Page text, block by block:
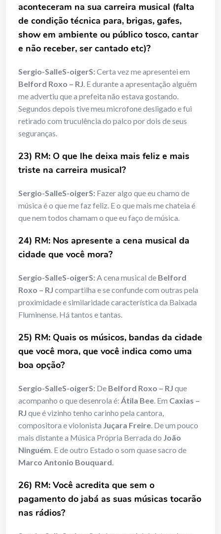
aconteceram na sua carreira musical (falta
de condição técnica para, brigas, gafes,
show em ambiente ou público tosco, cantar
e não receber, ser cantado etc)?
Sergio-SalleS-oigerS:Certa vez me apresentei em
Belford Roxo – RJ. E durante a apresentação alguém
me advertiu que a prefeita não estava gostando.
Segundos depois tive meu microfone desligado e fui
retirado com truculência do palco por dois de seus
seguranças.
23) RM: O que lhe deixa mais feliz e mais
triste na carreira musical?
Sergio-SalleS-oigerS: Fazer algo que eu chamo de
música é o que me faz feliz. E o que mais me chateia é
que nem todos chamam o que eu faço de música.
24) RM: Nos apresente a cena musical da
cidade que você mora?
Sergio-SalleS-oigerS:A cena musical de Belford
Roxo – RJ compartilha e se confunde com outras pela
proximidade e similaridade característica da Baixada
Fluminense. Há tantos e tantas.
25) RM: Quais os músicos, bandas da cidade
que você mora, que você indica como uma
boa opção?
Sergio-SalleS-oigerS: De Belford Roxo – RJ que
acompanho o que desenrola é: Átila Bee. Em Caxias –
RJ que é vizinho tenho carinho pela cantora,
compositora e violonista Juçara Freire. De um pouco
mais distante a Música Própria Berrada do João
Ninguém. E de outro Estado o som quase sacro de
Marco Antonio Bouquard.
26) RM: Você acredita que sem o
pagamento do jabá as suas músicas tocarão
nas rádios?